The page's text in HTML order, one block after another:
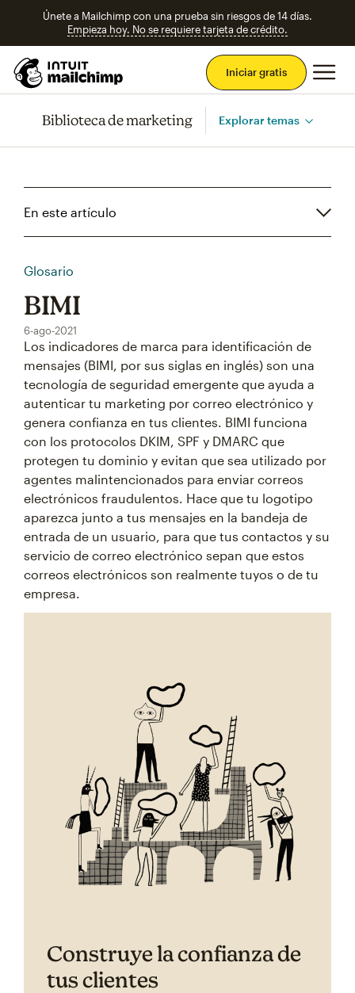
Únete a Mailchimp con una prueba sin riesgos de 14 días.
Empieza hoy. No se requiere tarjeta de crédito.
Iniciar gratis
Biblioteca de marketing Explorar temas
En este artículo
Glosario
BIMI
6-ago-2021
Los indicadores de marca para identificación de
mensajes (BIMI, por sus siglas en inglés) son una
tecnología de seguridad emergente que ayuda a
autenticar tu marketing por correo electrónico y
genera confianza en tus clientes. BIMI funciona
con los protocolos DKIM, SPF y DMARC que
protegen tu dominio y evitan que sea utilizado por
agentes malintencionados para enviar correos
electrónicos fraudulentos. Hace que tu logotipo
aparezca junto a tus mensajes en la bandeja de
entrada de un usuario, para que tus contactos y su
servicio de correo electrónico sepan que estos
correos electrónicos son realmente tuyos o de tu
empresa.
Construye la confianza de
tus clientes